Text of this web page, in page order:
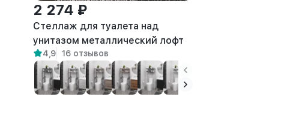
2 274 ₽
Стеллаж для туалета над
унитазом металлический лофт
Ильма белый/амаретто
4,9 16 отзывов